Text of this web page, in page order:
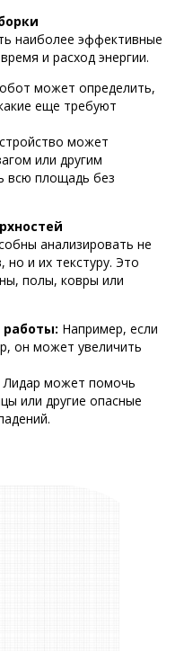
наиболее эффективные
и расход энергии.
может определить,
еще требуют
может
или другим
всю площадь без
анализировать не
и их текстуру. Это
полы, ковры или
Например, если
он может увеличить
Лидар может помочь
или другие опасные